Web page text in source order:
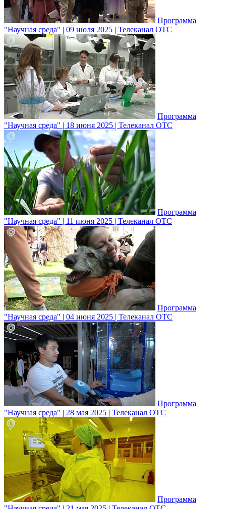
Программа
"Научная среда" | 09 июля 2025 | Телеканал ОТС
Программа
"Научная среда" | 18 июня 2025 | Телеканал ОТС
Программа
"Научная среда" | 11 июня 2025 | Телеканал ОТС
Программа
"Научная среда" | 04 июня 2025 | Телеканал ОТС
Программа
"Научная среда" | 28 мая 2025 | Телеканал ОТС
Программа